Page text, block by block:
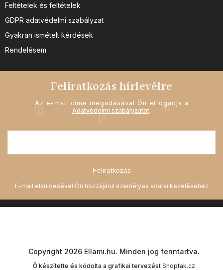
Feltételek és feltételek
GDPR adatvédelmi szabályzat
Gyakran ismételt kérdések
Rendelésem
Feliratkozás hírlevélre
Az e-mail címe megadásával Ön elfogadja a
Adatvédelmi szabályzatot.
Feliratkozás
Copyright 2026 Ellami.hu. Minden jog fenntartva.
Ő készítette és kódolta a grafikai tervezést Shoptak.cz